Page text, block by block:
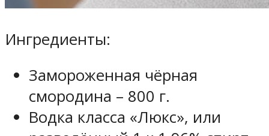
Ингредиенты:
Замороженная чёрная
смородина – 800 г.
Водка класса «Люкс», или